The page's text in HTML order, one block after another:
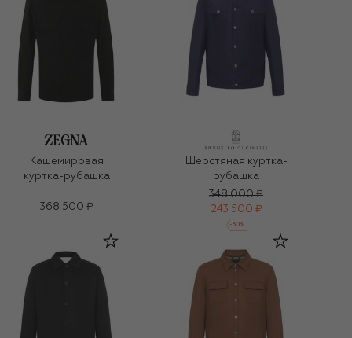
Кашемировая
куртка-рубашка
368 500 ₽
Шерстяная куртка-
рубашка
348 000 ₽
243 500 ₽
-30%